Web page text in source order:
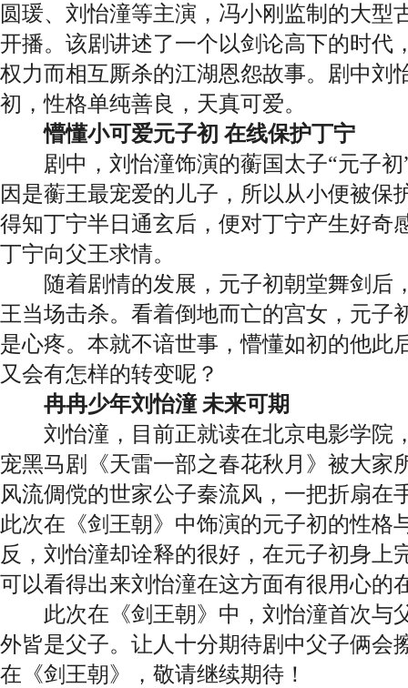
圆瑗、刘怡潼等主演，冯小刚监制的大型
开播。该剧讲述了一个以剑论高下的时代
权力而相互厮杀的江湖恩怨故事。剧中刘
初，性格单纯善良，天真可爱。
懵懂小可爱元子初 在线保护丁宁
剧中，刘怡潼饰演的蘅国太子“元子初
因是蘅王最宠爱的儿子，所以从小便被保
得知丁宁半日通玄后，便对丁宁产生好奇
丁宁向父王求情。
随着剧情的发展，元子初朝堂舞剑后
王当场击杀。看着倒地而亡的宫女，元子
是心疼。本就不谙世事，懵懂如初的他此
又会有怎样的转变呢？
冉冉少年刘怡潼 未来可期
刘怡潼，目前正就读在北京电影学院
宠黑马剧《天雷一部之春花秋月》被大家
风流倜傥的世家公子秦流风，一把折扇在
此次在《剑王朝》中饰演的元子初的性格
反，刘怡潼却诠释的很好，在元子初身上
可以看得出来刘怡潼在这方面有很用心的
此次在《剑王朝》中，刘怡潼首次与
外皆是父子。让人十分期待剧中父子俩会
在《剑王朝》，敬请继续期待！